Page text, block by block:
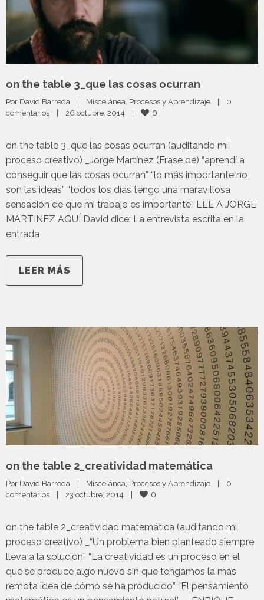
on the table 3_que las cosas ocurran
Por David Barreda | Miscelánea Procesos y Aprendizaje |
0
comentarios
| 26 octubre, 2014 | 0
on the table 3_que las cosas ocurran (auditando mi
proceso creativo) _Jorge Martínez (Frase de) “aprendí a
conseguir que las cosas ocurran” “lo más importante no
son las ideas” “todos los días tengo una maravillosa
sensación de que mi trabajo es importante” LEE A JORGE
MARTINEZ AQUÍ David dice: La entrevista escrita en la
entrada
LEER MÁS
on the table 2_creatividad matemática
Por David Barreda Miscelánea, Procesos y Aprendizaje
0
comentarios
23 octubre, 2014 0
on the table 2_creatividad matemática (auditando mi
proceso creativo) _“Un problema bien planteado siempre
lleva a la solución” “La creatividad es un proceso en el
que se produce algo nuevo sin que tengamos la más
remota idea de cómo se ha producido” “El pensamiento